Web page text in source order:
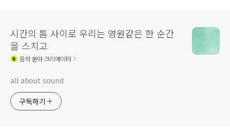
시간의 틈 사이로 우리는 영원같은 한 순간
을 스치고
음악분야 크리에이터
all about sound
구독하기